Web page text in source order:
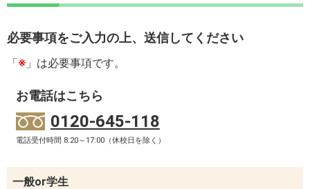
必要事項をご入力の上、送信してください
「※ 」は必要事項です。
お電話はこちら
0120-645-118
電話受付時間 8:20～17:00（休校日を除く）
一般or学生